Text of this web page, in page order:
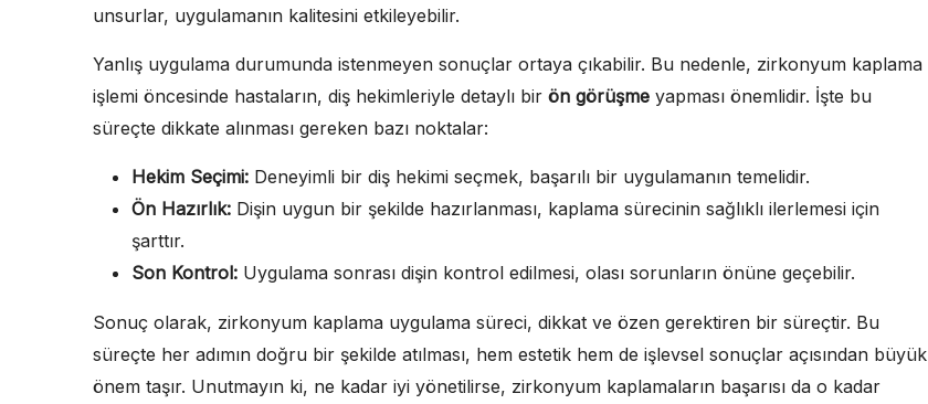
unsurlar, uygulamanın kalitesini etkileyebilir.
Yanlış uygulama durumunda istenmeyen sonuçlar ortaya çıkabilir. Bu nedenle, zirkonyum kaplama
işlemi öncesinde hastaların, diş hekimleriyle detaylı bir ön görüşme yapması önemlidir. İşte bu
süreçte dikkate alınması gereken bazı noktalar:
Hekim Seçimi: Deneyimli bir diş hekimi seçmek, başarılı bir uygulamanın temelidir.
Ön Hazırlık: Dişin uygun bir şekilde hazırlanması, kaplama sürecinin sağlıklı ilerlemesi için
şarttır.
Son Kontrol: Uygulama sonrası dişin kontrol edilmesi, olası sorunların önüne geçebilir.
Sonuç olarak, zirkonyum kaplama uygulama süreci, dikkat ve özen gerektiren bir süreçtir. Bu
süreçte her adımın doğru bir şekilde atılması, hem estetik hem de işlevsel sonuçlar açısından büyük
önem taşır. Unutmayın ki, ne kadar iyi yönetilirse, zirkonyum kaplamaların başarısı da o kadar